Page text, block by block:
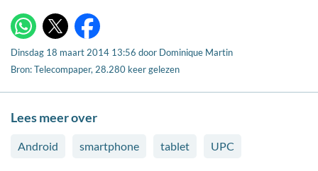
WhatsApp
X Facebook
Dinsdag 18 maart 2014 13:56 door Dominique Martin
Bron: Telecompaper, 28.280 keer gelezen
Lees meer over
Android smartphone tablet UPC